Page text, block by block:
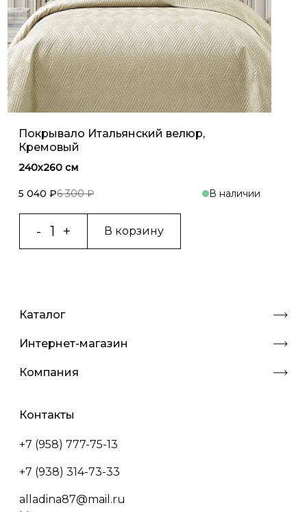
Покрывало Итальянский велюр,
Кремовый
240х260 см
5 040 ₽6 300 ₽ В наличии
В корзину
Каталог
Интернет-магазин
Компания
Контакты
+7 (958) 777-75-13
+7 (938) 314-73-33
alladina87@mail.ru